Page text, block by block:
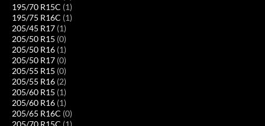
195/70 R15C (1)
195/75 R16C (1)
205/45 R17 (1)
205/50 R15 (0)
205/50 R16 (1)
205/50 R17 (0)
205/55 R15 (0)
205/55 R16 (2)
205/60 R15 (1)
205/60 R16 (1)
205/65 R16C (0)
205/70 R15C (1)